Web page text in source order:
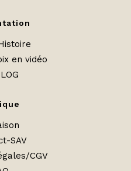
en vidéo
SAV
CGV